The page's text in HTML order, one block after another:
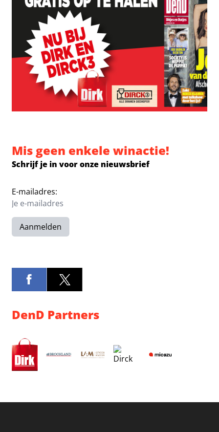
Mis geen enkele winactie!
Schrijf je in voor onze nieuwsbrief
E-mailadres:
Aanmelden
DenD Partners